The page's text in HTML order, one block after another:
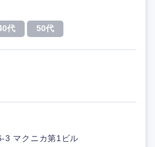
代 50代
3 マクニカ第1ビル